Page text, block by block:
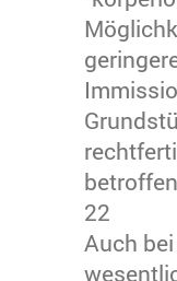
22
Auch